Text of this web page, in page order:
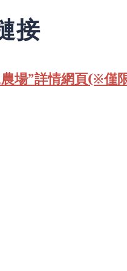
接
場”詳情網頁(※僅